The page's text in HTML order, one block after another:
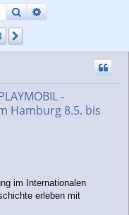
SucheErweiterte Suche
-
Hamburg 8.5. bis
im Internationalen
erleben mit